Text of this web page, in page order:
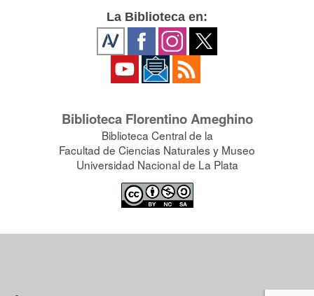
La Biblioteca en:
Biblioteca Florentino Ameghino
Biblioteca Central de la
Facultad de Ciencias Naturales y Museo
Universidad Nacional de La Plata